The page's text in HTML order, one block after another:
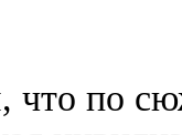
что по